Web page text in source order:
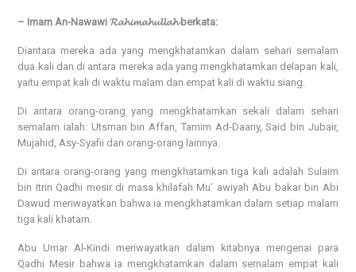
– Imam An-Nawawi 𝓡𝓪𝓱𝓲𝓶𝓪𝓱𝓾𝓵𝓵𝓪𝓱 berkata:
Diantara mereka ada yang mengkhatamkan dalam sehari semalam
dua kali dan di antara mereka ada yang mengkhatamkan delapan kali,
yaitu empat kali di waktu malam dan empat kali di waktu siang.
Di antara orang-orang yang mengkhatamkan sekali dalam sehari
semalam ialah: Utsman bin Affan, Tamim Ad-Daariy, Said bin Jubair,
Mujahid, Asy-Syafii dan orang-orang lainnya.
Di antara orang-orang yang mengkhatamkan tiga kali adalah Sulaim
bin Itrin Qadhi mesir di masa khilafah Mu’ awiyah Abu bakar bin Abi
Dawud meriwayatkan bahwa ia mengkhatamkan dalam setiap malam
tiga kali khatam.
Abu Umar Al-Kindi meriwayatkan dalam kitabnya mengenai para
Qadhi Mesir bahwa ia mengkhatamkan dalam semalam empat kali